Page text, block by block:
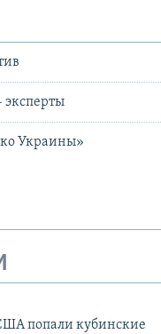
Украины»
попали кубинские